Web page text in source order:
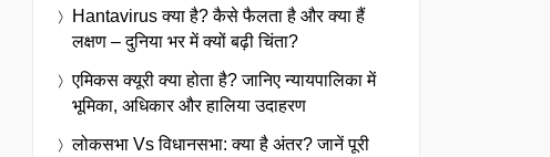
Hantavirus क्या है? कैसे फैलता है और क्या हैं
लक्षण – दुनिया भर में क्यों बढ़ी चिंता?
एमिकस क्यूरी क्या होता है? जानिए न्यायपालिका में
भूमिका, अधिकार और हालिया उदाहरण
लोकसभा Vs विधानसभा: क्या है अंतर? जानें पूरी